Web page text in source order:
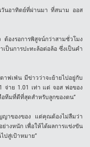
นอาทิตย์ที่ผ่านมา ที่สนาม ออส
องรอการพิสูจน์กว่าสามชั่วโมง
ป็นการปะทะล้อต่อล้อ ซึ่งเป็นคำ
าฟเฟ่น มีข่าวว่าจะย้ายไปอยู่กับ
จ่าย 1.01 เท่า แต่ จอส พ่อของ
อทีมที่ดีที่สุดสำหรับลูกของตน”
ญาของของ แต่คุณต้องไม่ลืมว่า
างหนัก เพื่อให้ได้ผลการแข่งขัน
ปสู่เป้าหมาย”